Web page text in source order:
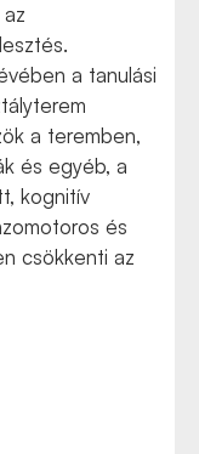
a tanulási
a teremben,
és egyéb, a
kognitív
és
csökkenti az